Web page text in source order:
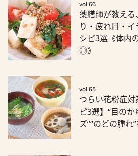
vol.66
薬膳師が教え
り・疲れ目・
シピ3選《体内
◎》
vol.65
つらい花粉症
ピ3選】“目の
ズ”“のどの腫れ